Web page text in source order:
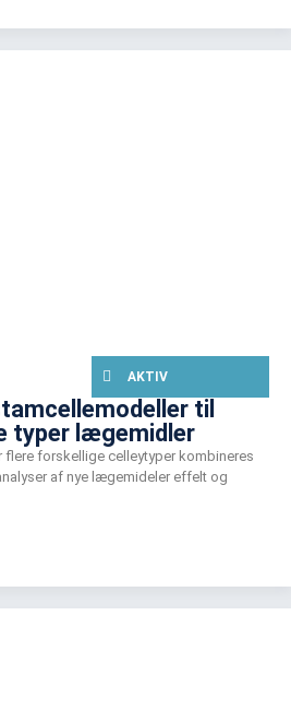
AKTIV
til
typer lægemidler
flere forskellige celleytyper kombineres
af nye lægemideler effelt og